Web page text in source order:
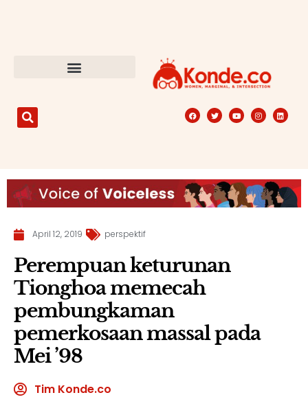
April 12, 2019 perspektif
Perempuan keturunan
Tionghoa memecah
pembungkaman
pemerkosaan massal pada
Mei ’98
Tim Konde.co